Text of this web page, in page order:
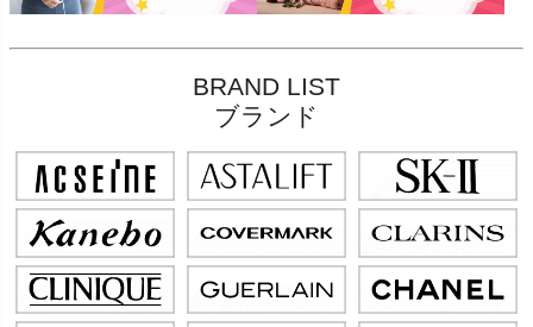
BRAND LIST
ブランド